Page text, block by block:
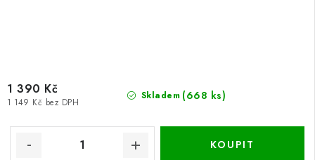
Skladem (668 ks)
1 149 Kč bez DPH
1 390 Kč